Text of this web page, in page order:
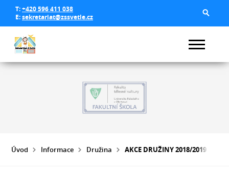
T:+420 596 411 038
E:sekretariat@zssvetle.cz
Úvod Informace Družina AKCE DRUŽINY 2018/2019